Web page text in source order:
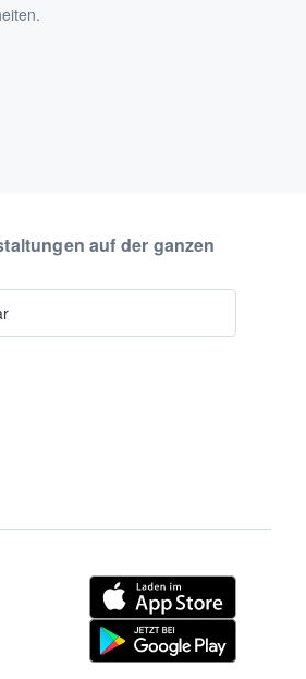
auf der ganzen